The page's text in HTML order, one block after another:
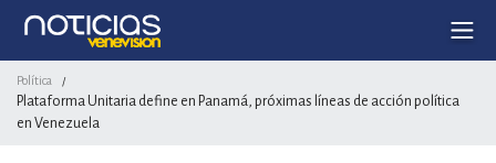
Política /
Plataforma Unitaria define en Panamá, próximas líneas de acción política
en Venezuela